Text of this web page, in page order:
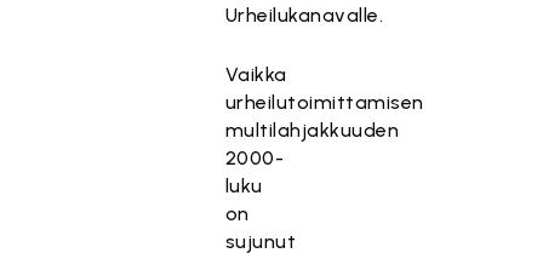
Urheilukanavalle.
Vaikka
urheilutoimittamisen
multilahjakkuuden
2000-
luku
on
sujunut